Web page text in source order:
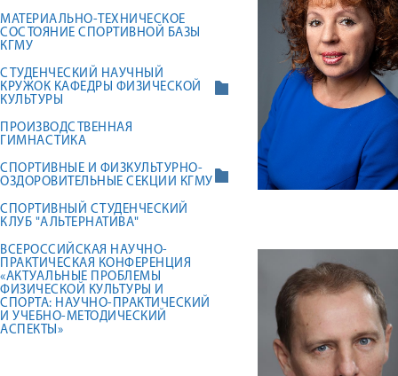
МАТЕРИАЛЬНО-ТЕХНИЧЕСКОЕ
СОСТОЯНИЕ СПОРТИВНОЙ БАЗЫ
КГМУ
СТУДЕНЧЕСКИЙ НАУЧНЫЙ
КРУЖОК КАФЕДРЫ ФИЗИЧЕСКОЙ
КУЛЬТУРЫ
ПРОИЗВОДСТВЕННАЯ
ГИМНАСТИКА
СПОРТИВНЫЕ И ФИЗКУЛЬТУРНО-
ОЗДОРОВИТЕЛЬНЫЕ СЕКЦИИ КГМУ
СПОРТИВНЫЙ СТУДЕНЧЕСКИЙ
КЛУБ "АЛЬТЕРНАТИВА"
ВСЕРОССИЙСКАЯ НАУЧНО-
ПРАКТИЧЕСКАЯ КОНФЕРЕНЦИЯ
«АКТУАЛЬНЫЕ ПРОБЛЕМЫ
ФИЗИЧЕСКОЙ КУЛЬТУРЫ И
СПОРТА: НАУЧНО-ПРАКТИЧЕСКИЙ
И УЧЕБНО-МЕТОДИЧЕСКИЙ
АСПЕКТЫ»